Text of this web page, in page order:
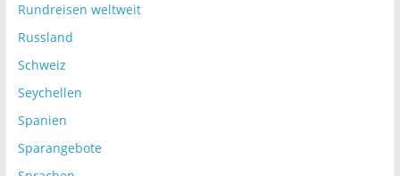
Rundreisen weltweit
Russland
Schweiz
Seychellen
Spanien
Sparangebote